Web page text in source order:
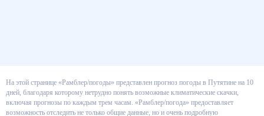
На этой странице «Рамблер/погоды» представлен прогноз погоды в
Путятине на 10 дней, благодаря которому нетрудно понять возможные
климатические скачки, включая прогнозы по каждым трем часам.
«Рамблер/погода» предоставляет возможность отследить не только